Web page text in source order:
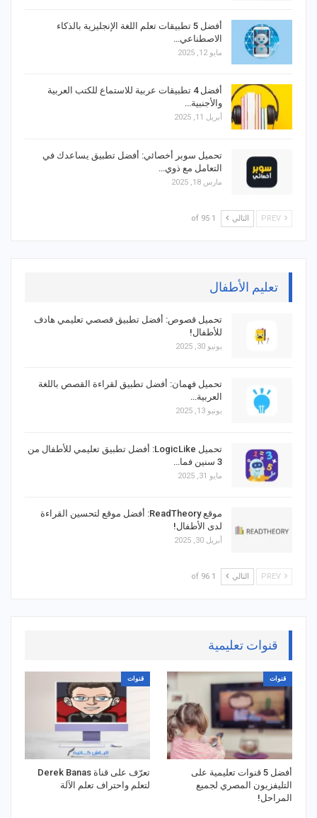
أفضل 5 تطبيقات تعلم اللغة الإنجليزية بالذكاء
الاصطناعي…
مايو 12, 2025
أفضل 4 تطبيقات عربية للاستماع للكتب العربية
والأجنبية…
أبريل 11, 2025
تحميل سوبر أخصائي: أفضل تطبيق يساعدك في
التعامل مع ذوي…
مارس 18, 2025
التالي 1 of 95
تعليم الأطفال
تحميل قصوص: أفضل تطبيق قصصي تعليمي هادف
للأطفال!
يونيو 30, 2025
تحميل فهمان: أفضل تطبيق لقراءة القصص باللغة
العربية…
يونيو 13, 2025
تحميل LogicLike: أفضل تطبيق تعليمي للأطفال من
3 سنين فما…
مايو 31, 2025
موقع ReadTheory: أفضل موقع لتحسين القراءة
لدى الأطفال!
أبريل 30, 2025
التالي 1 of 96
قنوات تعليمية
قنوات
أفضل 5 قنوات تعليمية على
التليفزيون المصري لجميع
المراحل!
قنوات
تعرّف على قناة Derek Banas
لتعلم واحتراف تعلم الآلة